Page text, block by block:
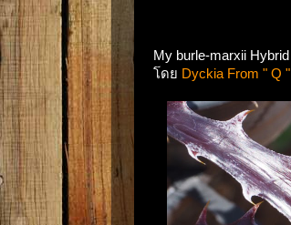
My burle-marxii Hybrid
โดย Dyckia From " Q "